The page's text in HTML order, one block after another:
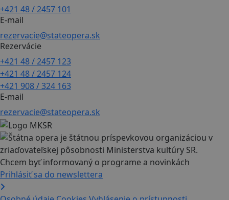
+421 48 / 2457 101
E-mail
rezervacie@stateopera.sk
Rezervácie
+421 48 / 2457 123
+421 48 / 2457 124
+421 908 / 324 163
E-mail
rezervacie@stateopera.sk
Chcem byť informovaný o programe a novinkách
Prihlásiť sa do newslettera